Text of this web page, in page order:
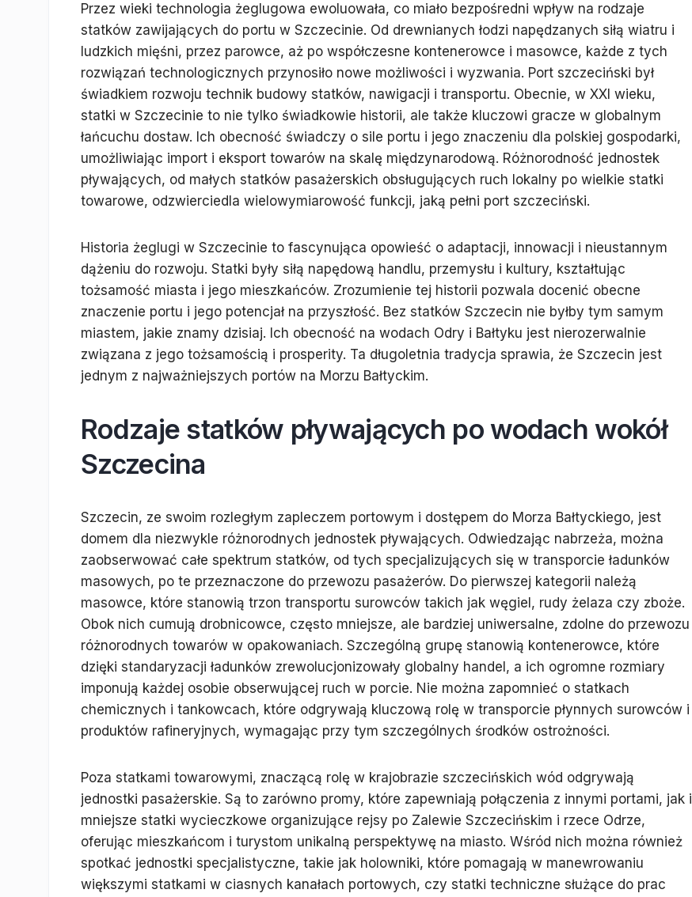
Przez wieki technologia żeglugowa ewoluowała, co miało bezpośredni wpływ na rodzaje
statków zawijających do portu w Szczecinie. Od drewnianych łodzi napędzanych siłą wiatru i
ludzkich mięśni, przez parowce, aż po współczesne kontenerowce i masowce, każde z tych
rozwiązań technologicznych przynosiło nowe możliwości i wyzwania. Port szczeciński był
świadkiem rozwoju technik budowy statków, nawigacji i transportu. Obecnie, w XXI wieku,
statki w Szczecinie to nie tylko świadkowie historii, ale także kluczowi gracze w globalnym
łańcuchu dostaw. Ich obecność świadczy o sile portu i jego znaczeniu dla polskiej gospodarki,
umożliwiając import i eksport towarów na skalę międzynarodową. Różnorodność jednostek
pływających, od małych statków pasażerskich obsługujących ruch lokalny po wielkie statki
towarowe, odzwierciedla wielowymiarowość funkcji, jaką pełni port szczeciński.
Historia żeglugi w Szczecinie to fascynująca opowieść o adaptacji, innowacji i nieustannym
dążeniu do rozwoju. Statki były siłą napędową handlu, przemysłu i kultury, kształtując
tożsamość miasta i jego mieszkańców. Zrozumienie tej historii pozwala docenić obecne
znaczenie portu i jego potencjał na przyszłość. Bez statków Szczecin nie byłby tym samym
miastem, jakie znamy dzisiaj. Ich obecność na wodach Odry i Bałtyku jest nierozerwalnie
związana z jego tożsamością i prosperity. Ta długoletnia tradycja sprawia, że Szczecin jest
jednym z najważniejszych portów na Morzu Bałtyckim.
Rodzaje statków pływających po wodach wokół
Szczecina
Szczecin, ze swoim rozległym zapleczem portowym i dostępem do Morza Bałtyckiego, jest
domem dla niezwykle różnorodnych jednostek pływających. Odwiedzając nabrzeża, można
zaobserwować całe spektrum statków, od tych specjalizujących się w transporcie ładunków
masowych, po te przeznaczone do przewozu pasażerów. Do pierwszej kategorii należą
masowce, które stanowią trzon transportu surowców takich jak węgiel, rudy żelaza czy zboże.
Obok nich cumują drobnicowce, często mniejsze, ale bardziej uniwersalne, zdolne do przewozu
różnorodnych towarów w opakowaniach. Szczególną grupę stanowią kontenerowce, które
dzięki standaryzacji ładunków zrewolucjonizowały globalny handel, a ich ogromne rozmiary
imponują każdej osobie obserwującej ruch w porcie. Nie można zapomnieć o statkach
chemicznych i tankowcach, które odgrywają kluczową rolę w transporcie płynnych surowców i
produktów rafineryjnych, wymagając przy tym szczególnych środków ostrożności.
Poza statkami towarowymi, znaczącą rolę w krajobrazie szczecińskich wód odgrywają
jednostki pasażerskie. Są to zarówno promy, które zapewniają połączenia z innymi portami, jak i
mniejsze statki wycieczkowe organizujące rejsy po Zalewie Szczecińskim i rzece Odrze,
oferując mieszkańcom i turystom unikalną perspektywę na miasto. Wśród nich można również
spotkać jednostki specjalistyczne, takie jak holowniki, które pomagają w manewrowaniu
większymi statkami w ciasnych kanałach portowych, czy statki techniczne służące do prac